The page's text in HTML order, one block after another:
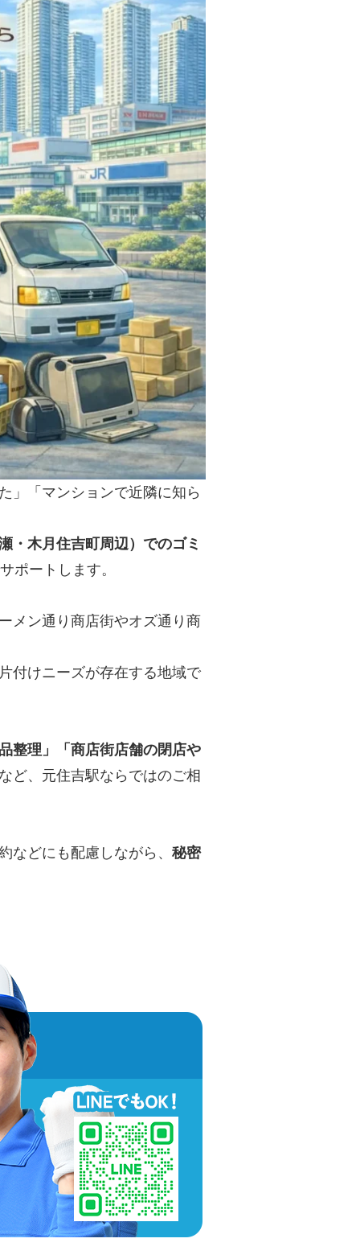
」「マンションで近隣に知ら
・木月住吉町周辺）でのゴミ
ポートします。
メン通り商店街やオズ通り商
付けニーズが存在する地域で
整理」「商店街店舗の閉店や
ど、元住吉駅ならではのご相
などにも配慮しながら、 秘密